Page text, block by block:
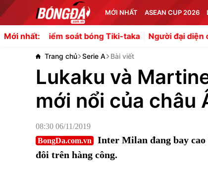
MỚI NHẤT ASEAN CUP 2026
Mới nhất:
soát bóng Tiki-taka Người đại diện của Gabriel
Trang chủ Serie A Bài viết
Lukaku và
mới nổi của châu
08:30 06/11/2019
BongDa.com.vn
Inter Milan đang bay cao
đôi trên hàng công.